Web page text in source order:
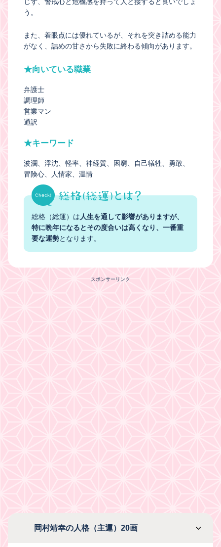
う。
また、着眼点には優れているが、それを突き詰める能力
がなく、詰めの甘さから失敗に終わる傾向があります。
★向いている職業
弁護士
調理師
営業マン
通訳
★キーワード
波瀾 浮沈 軽率 神経質 困窮 自己犠牲
勇敢
冒険心
人情家 温情
総格（総運）は人生を通して影響がありますが、
特に晩年になるとその度合いは高くなり、一番重
要な運勢となります。
スポンサーリンク
岡村靖幸の人格（主運）20画